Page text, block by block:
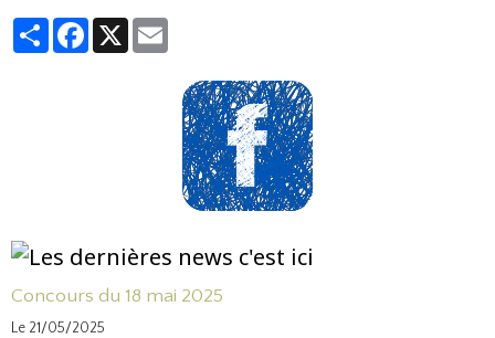
PartagerFacebook
X
Concours du 18 mai 2025
Le 21/05/2025